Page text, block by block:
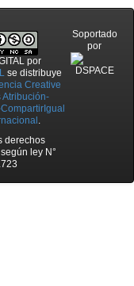
por
se distribuye
Creative
Atribución-
.
derechos
ley N°
Soportado
por